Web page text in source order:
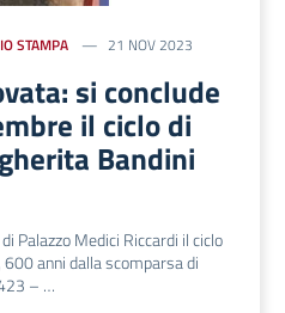
STAMPA 21 NOV 2023
si conclude
il ciclo di
Bandini
Palazzo Medici Riccardi il ciclo
anni dalla scomparsa di
– …